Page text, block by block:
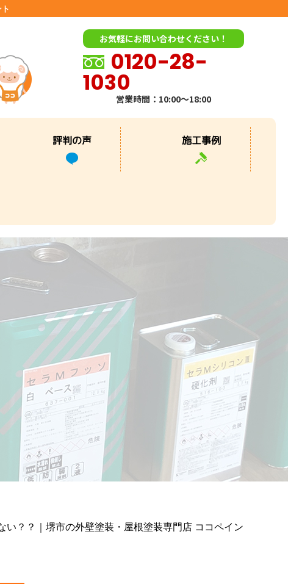
お気軽にお問い合わせください！
0120-28-
1030
営業時間：10:00～18:00
評判の声 施工事例
い？？｜堺市の外壁塗装・屋根塗装専門店 ココペイン